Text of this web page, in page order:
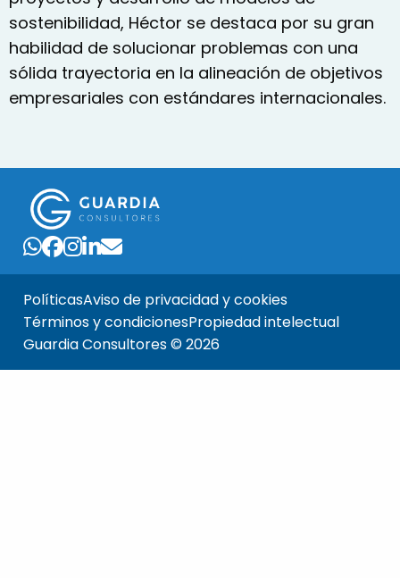
sostenibilidad, Héctor se destaca por su gran
habilidad de solucionar problemas con una
sólida trayectoria en la alineación de objetivos
empresariales con estándares internacionales.
PolíticasAviso de privacidad y cookies
Términos y condicionesPropiedad intelectual
Guardia Consultores © 2026